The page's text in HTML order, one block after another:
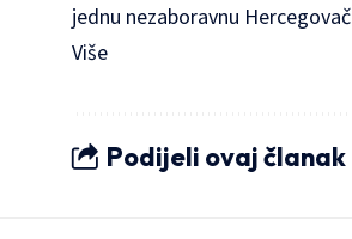
jednu nezaboravnu
Više
Podijeli ovaj članak